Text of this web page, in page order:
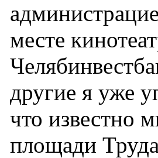
месте
другие я уже
что известно
площади